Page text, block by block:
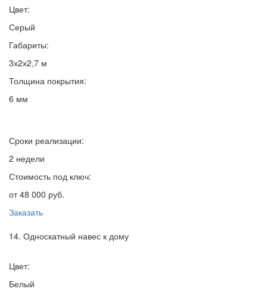
Цвет:
Серый
Габариты:
3х2х2,7 м
Толщина покрытия:
6 мм
Сроки реализации:
2 недели
Стоимость под ключ:
от 48 000 руб.
Заказать
14. Односкатный навес к дому
Цвет:
Белый